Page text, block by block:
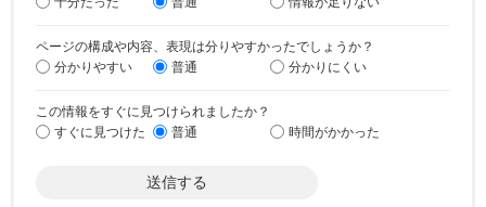
ページの構成や内容、表現は分りやすかったでしょうか？
分かりやすい
普通 分かりにくい
この情報をすぐに見つけられましたか？
すぐに見つけた
普通 時間がかかった